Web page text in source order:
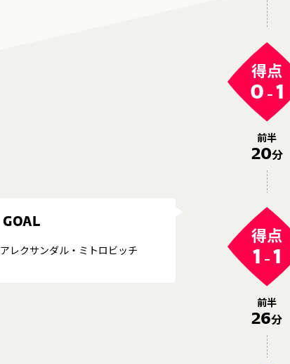
得点
0 - 1
前半
20分
GOAL
アレクサンダル・ミトロビッチ
得点
1 - 1
前半
26分